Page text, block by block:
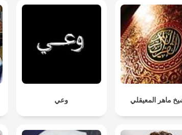
وعي ماهر المعيقلي